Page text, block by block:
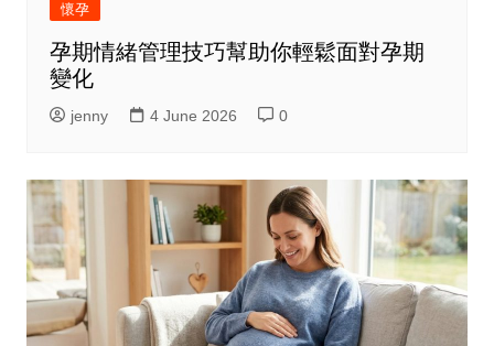
懷孕
孕期情緒管理技巧幫助你輕鬆面對孕期
變化
jenny 4 June 2026 0